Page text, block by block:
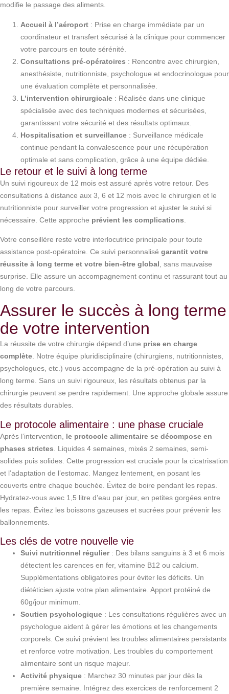
modifie le passage des aliments.
Accueil à l’aéroport : Prise en charge immédiate par un
coordinateur et transfert sécurisé à la clinique pour commencer
votre parcours en toute sérénité.
Consultations pré-opératoires : Rencontre avec chirurgien,
anesthésiste, nutritionniste, psychologue et endocrinologue pour
une évaluation complète et personnalisée.
L’intervention chirurgicale : Réalisée dans une clinique
spécialisée avec des techniques modernes et sécurisées,
garantissant votre sécurité et des résultats optimaux.
Hospitalisation et surveillance : Surveillance médicale
continue pendant la convalescence pour une récupération
optimale et sans complication, grâce à une équipe dédiée.
Le retour et le suivi à long terme
Un suivi rigoureux de 12 mois est assuré après votre retour. Des
consultations à distance aux 3, 6 et 12 mois avec le chirurgien et le
nutritionniste pour surveiller votre progression et ajuster le suivi si
nécessaire. Cette approche prévient les complications
Votre conseillère reste votre interlocutrice principale pour toute
assistance post-opératoire. Ce suivi personnalisé garantit votre
réussite à long terme et votre bien-être global , sans mauvaise
surprise. Elle assure un accompagnement continu et rassurant tout au
long de votre parcours.
Assurer le succès à long terme
de votre intervention
La réussite de votre chirurgie dépend d’une prise en charge
complète. Notre équipe pluridisciplinaire (chirurgiens, nutritionnistes,
psychologues, etc.) vous accompagne de la pré-opération au suivi à
long terme. Sans un suivi rigoureux, les résultats obtenus par la
chirurgie peuvent se perdre rapidement. Une approche globale assure
des résultats durables.
Le protocole alimentaire : une phase cruciale
Après l’intervention, le protocole alimentaire se décompose en
phases strictes . Liquides 4 semaines, mixés 2 semaines, semi-
solides puis solides. Cette progression est cruciale pour la cicatrisation
et l’adaptation de l’estomac. Mangez lentement, en posant les
couverts entre chaque bouchée. Évitez de boire pendant les repas.
Hydratez-vous avec 1,5 litre d’eau par jour, en petites gorgées entre
les repas. Évitez les boissons gazeuses et sucrées pour prévenir les
ballonnements.
Les clés de votre nouvelle vie
Suivi nutritionnel régulier: Des bilans sanguins à 3 et 6 mois
détectent les carences en fer, vitamine B12 ou calcium.
Supplémentations obligatoires pour éviter les déficits. Un
diététicien ajuste votre plan alimentaire. Apport protéiné de
60g/jour minimum.
Soutien psychologique : Les consultations régulières avec un
psychologue aident à gérer les émotions et les changements
corporels. Ce suivi prévient les troubles alimentaires persistants
et renforce votre motivation. Les troubles du comportement
alimentaire sont un risque majeur.
Activité physique : Marchez 30 minutes par jour dès la
première semaine. Intégrez des exercices de renforcement 2